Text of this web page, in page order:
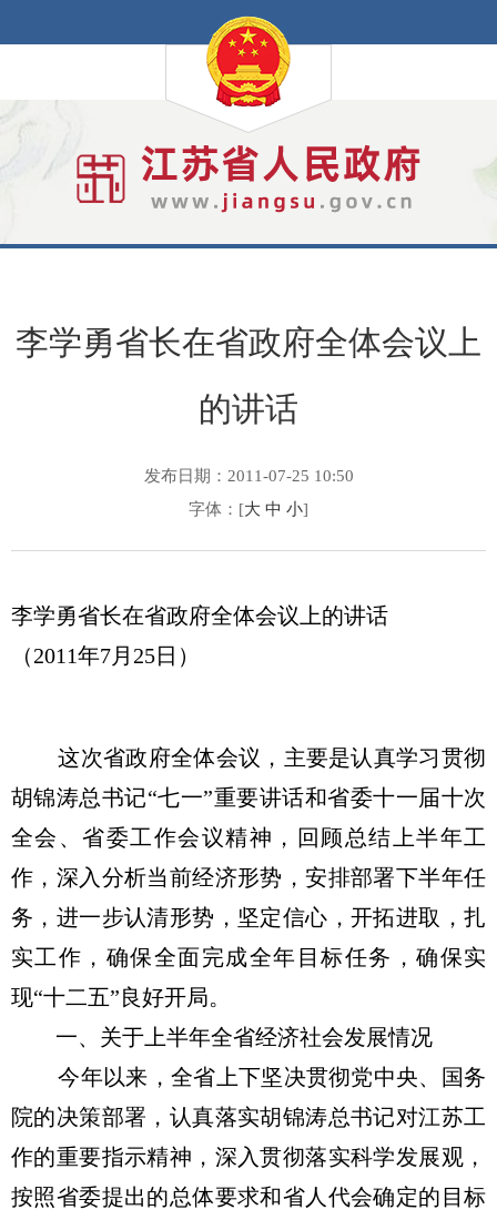
李学勇省长在省政府全体会议上
的讲话
发布日期：2011-07-25 10:50
字体：[大 中 小]
李学勇省长在省政府全体会议上的讲话
（2011年7月25日）
这次省政府全体会议，主要是认真学习贯彻
胡锦涛总书记“七一”重要讲话和省委十一届十次
全会、省委工作会议精神，回顾总结上半年工
作，深入分析当前经济形势，安排部署下半年任
务，进一步认清形势，坚定信心，开拓进取，扎
实工作，确保全面完成全年目标任务，确保实
现“十二五”良好开局。
一、关于上半年全省经济社会发展情况
今年以来，全省上下坚决贯彻党中央、国务
院的决策部署，认真落实胡锦涛总书记对江苏工
作的重要指示精神，深入贯彻落实科学发展观，
按照省委提出的总体要求和省人代会确定的目标